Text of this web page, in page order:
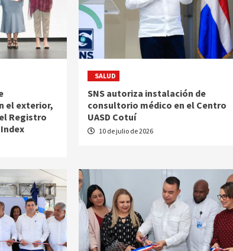
el exterior,
Registro
SALUD
SNS autoriza instalación de
consultorio médico en el Centro
UASD Cotuí
10 de julio de 2026